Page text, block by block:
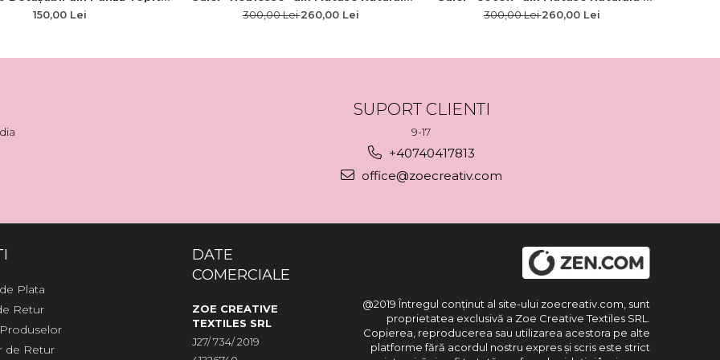
Păpădie și Colțuri
Academice
150,00 Lei
- Editie limitata
300,00 Lei260,00 Lei
Editie limitata
300,00 Lei260,00 Lei
SUPORT CLIENTI
9-17
+40740417813
office@zoecreativ.com
Plata
Retur
de Retur
DATE
COMERCIALE
ZOE CREATIVE
TEXTILES SRL
J27/ 734/ 2019
@2019 Întregul conținut al site-ului zoecreativ.com, sunt
proprietatea exclusivă a Zoe Creative Textiles SRL.
Copierea, reproducerea sau utilizarea acestora pe alte
platforme fără acordul nostru expres și scris este strict